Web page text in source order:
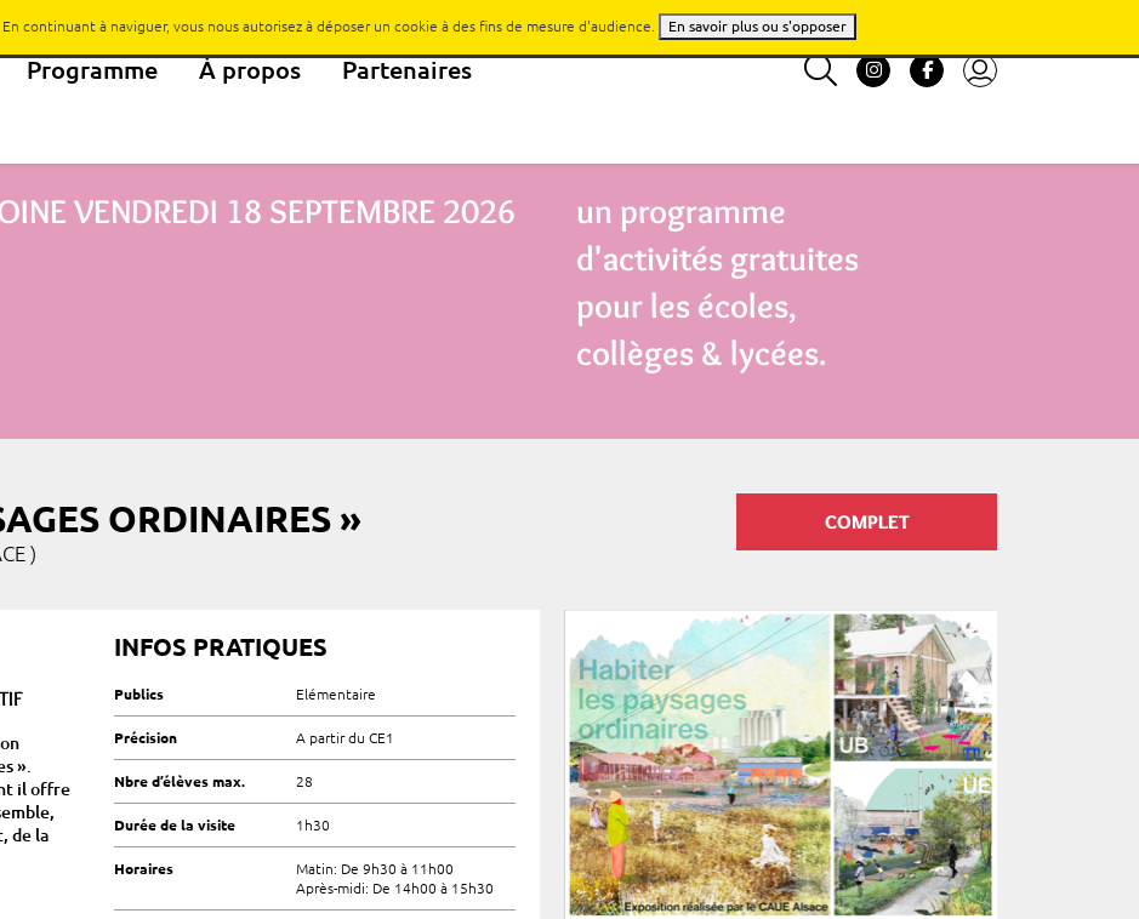
Programme À propos Partenaires
VENDREDI 18 SEPTEMBRE 2026
un programme
d'activités gratuites
pour les écoles,
collèges & lycées.
ORDINAIRES »
)
COMPLET
».
il offre
de la
INFOS PRATIQUES
Publics Elémentaire
Précision A partir du CE1
Nbre d’élèves max. 28
Durée de la visite 1h30
Horaires
Matin: De 9h30 à 11h00
Après-midi: De 14h00 à 15h30
continuant à naviguer, vous nous autorisez à déposer un cookie à des fins de mesure d'audience. En savoir plus ou s'opposer